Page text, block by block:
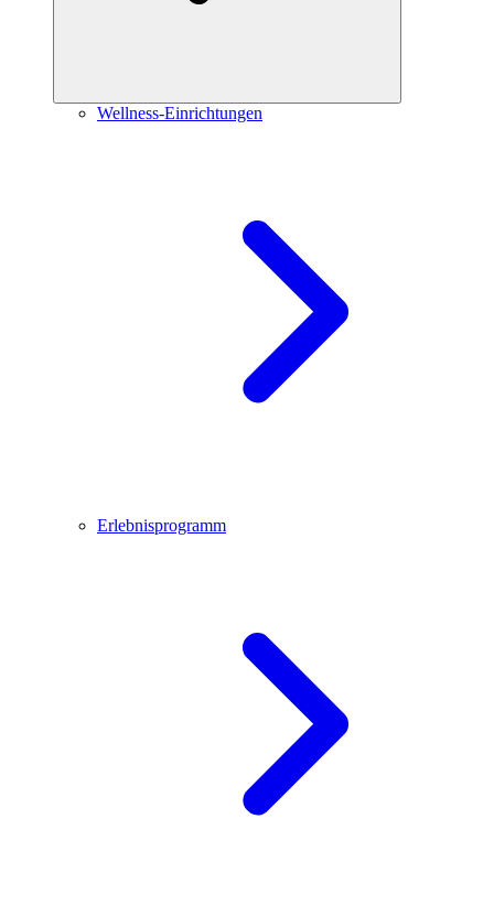
Wellness-Einrichtungen
Erlebnisprogramm